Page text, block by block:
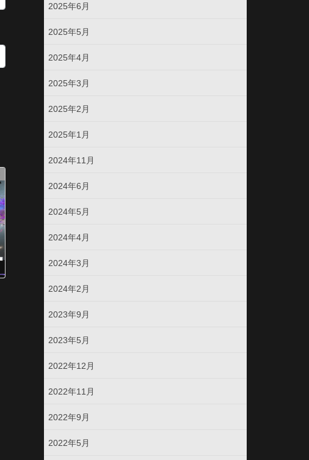
2025年6月
2025年5月
2025年4月
2025年3月
2025年2月
2025年1月
2024年11月
2024年6月
2024年5月
2024年4月
2024年3月
2024年2月
2023年9月
2023年5月
2022年12月
2022年11月
2022年9月
2022年5月